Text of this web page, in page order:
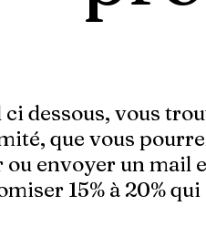
dessous, vous
que vous
ou envoyer un mail
15% à 20%